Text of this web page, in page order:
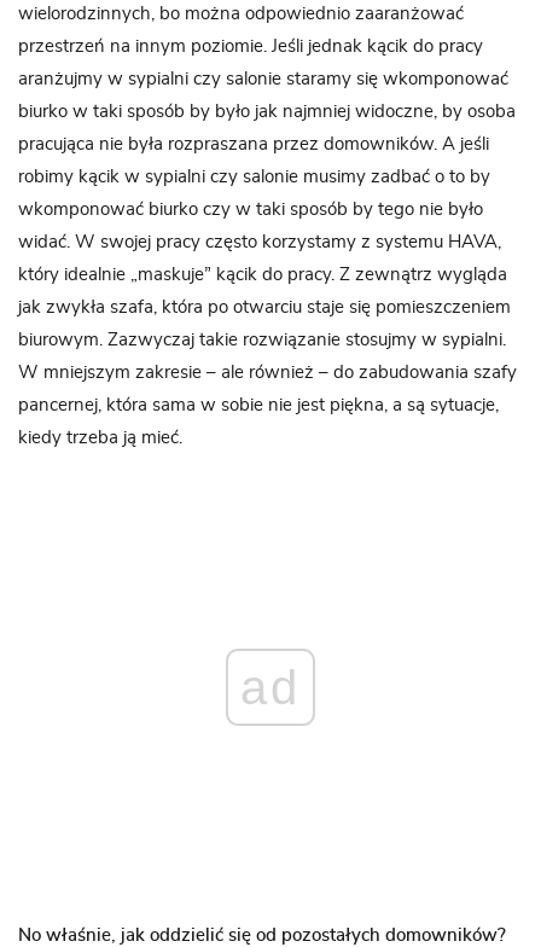
wielorodzinnych, bo można odpowiednio zaaranżować
przestrzeń na innym poziomie. Jeśli jednak kącik do pracy
aranżujmy w sypialni czy salonie staramy się wkomponować
biurko w taki sposób by było jak najmniej widoczne, by osoba
pracująca nie była rozpraszana przez domowników. A jeśli
robimy kącik w sypialni czy salonie musimy zadbać o to by
wkomponować biurko czy w taki sposób by tego nie było
widać. W swojej pracy często korzystamy z systemu HAVA,
który idealnie „maskuje” kącik do pracy. Z zewnątrz wygląda
jak zwykła szafa, która po otwarciu staje się pomieszczeniem
biurowym. Zazwyczaj takie rozwiązanie stosujmy w sypialni.
W mniejszym zakresie – ale również – do zabudowania szafy
pancernej, która sama w sobie nie jest piękna, a są sytuacje,
kiedy trzeba ją mieć.
ad
No właśnie, jak oddzielić się od pozostałych domowników?